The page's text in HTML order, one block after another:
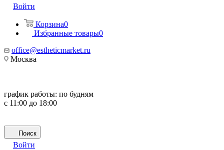
Войти
Корзина0
Избранные товары0
office@estheticmarket.ru
Москва
график работы: по будням
с 11:00 до 18:00
Поиск
Войти